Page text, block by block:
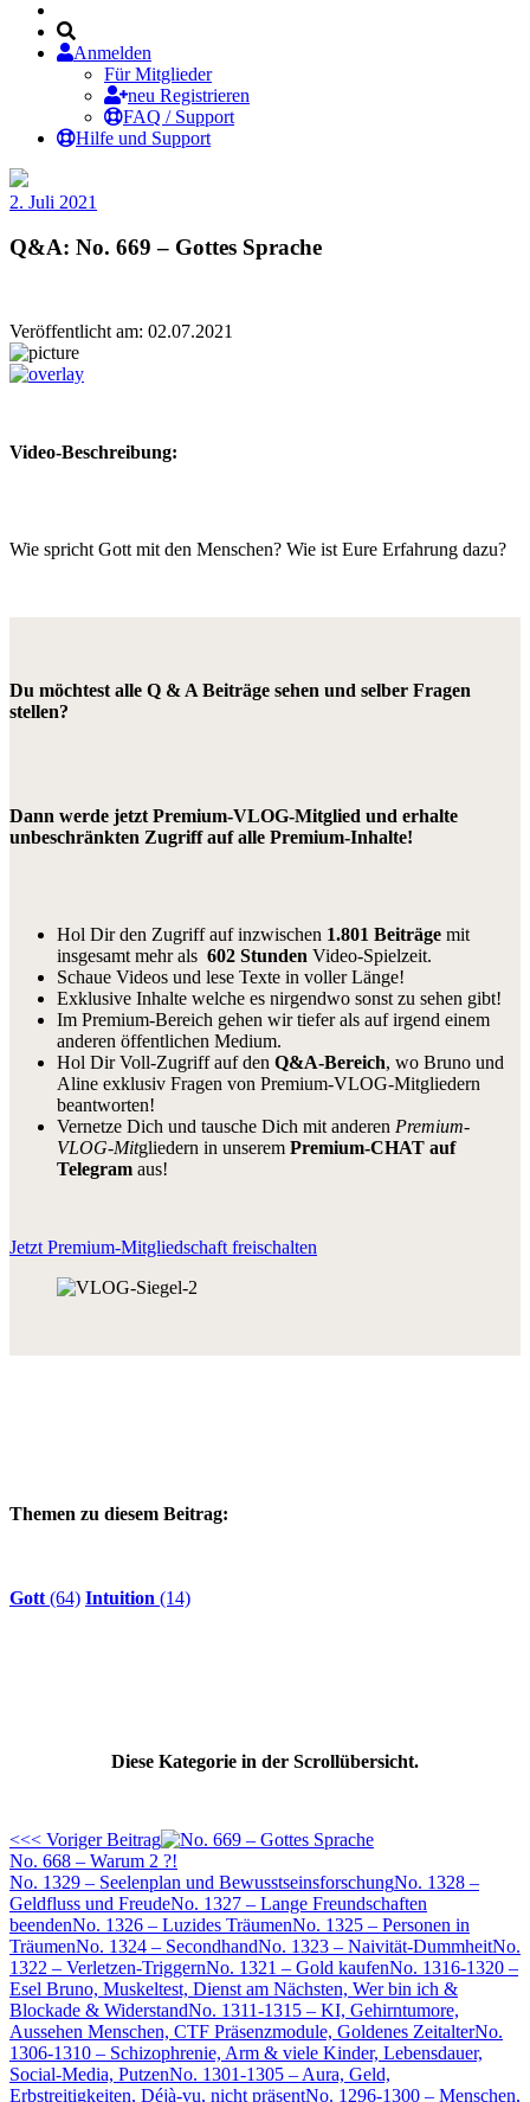
Anmelden
Für Mitglieder
neu Registrieren
FAQ / Support
Hilfe und Support
2. Juli 2021
Q&A: No. 669 – Gottes Sprache
Veröffentlicht am: 02.07.2021
Video-Beschreibung:
Wie spricht Gott mit den Menschen? Wie ist Eure Erfahrung dazu?
Du möchtest alle Q & A Beiträge sehen und selber Fragen
stellen?
Dann werde jetzt Premium-VLOG-Mitglied und erhalte
unbeschränkten Zugriff auf alle Premium-Inhalte!
Hol Dir den Zugriff auf inzwischen 1.801 Beiträge mit
insgesamt mehr als 602 Stunden Video-Spielzeit.
Schaue Videos und lese Texte in voller Länge!
Exklusive Inhalte welche es nirgendwo sonst zu sehen gibt!
Im Premium-Bereich gehen wir tiefer als auf irgend einem
anderen öffentlichen Medium.
Hol Dir Voll-Zugriff auf den Q&A-Bereich, wo Bruno und
Aline exklusiv Fragen von Premium-VLOG-Mitgliedern
beantworten!
Vernetze Dich und tausche Dich mit anderen Premium-
VLOG-Mitgliedern in unserem Premium-CHAT auf
Telegram aus!
Jetzt Premium-Mitgliedschaft freischalten
Themen zu diesem Beitrag:
Gott (64) Intuition (14)
Diese Kategorie in der Scrollübersicht.
<<< Voriger Beitrag
No. 668 – Warum 2 ?!
No. 1329 – Seelenplan und BewusstseinsforschungNo. 1328 –
Geldfluss und FreudeNo. 1327 – Lange Freundschaften
beendenNo. 1326 – Luzides TräumenNo. 1325 – Personen in
TräumenNo. 1324 – SecondhandNo. 1323 – Naivität-DummheitNo.
1322 – Verletzen-TriggernNo. 1321 – Gold kaufenNo. 1316-1320 –
Esel Bruno, Muskeltest, Dienst am Nächsten, Wer bin ich &
Blockade & WiderstandNo. 1311-1315 – KI, Gehirntumore,
Aussehen Menschen, CTF Präsenzmodule, Goldenes ZeitalterNo.
1306-1310 – Schizophrenie, Arm & viele Kinder, Lebensdauer,
Social-Media, PutzenNo. 1301-1305 – Aura, Geld,
Erbstreitigkeiten, Déjà-vu, nicht präsentNo. 1296-1300 – Menschen,